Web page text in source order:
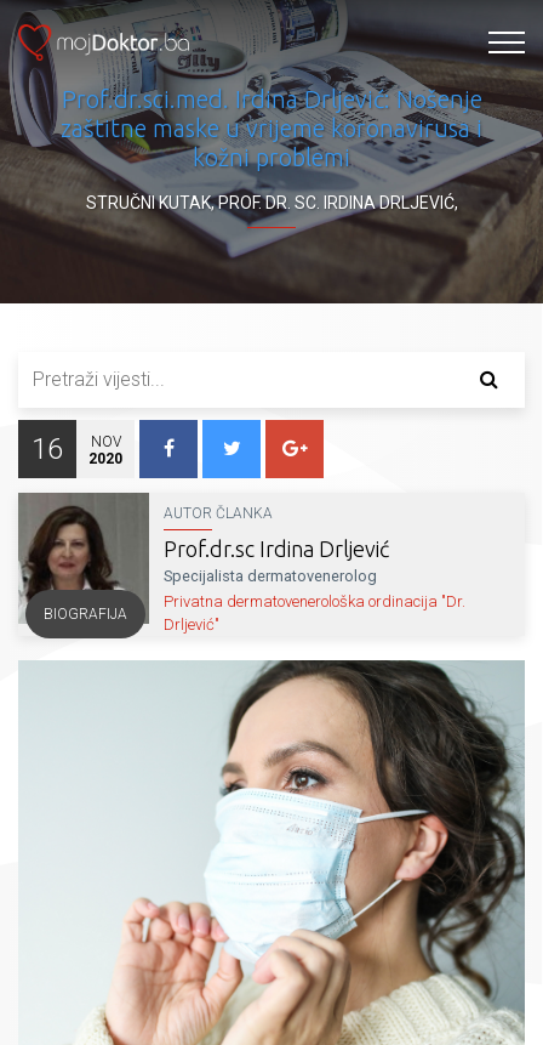
Prof.dr.sci.med. Irdina Drljević: Nošenje
zaštitne maske u vrijeme koronavirusa i
kožni problemi
STRUČNI KUTAK,PROF. DR. SC. IRDINA DRLJEVIĆ,
16
NOV
2020
AUTOR ČLANKA
Prof.dr.sc Irdina Drljević
Specijalista dermatovenerolog
Privatna dermatovenerološka ordinacija "Dr.
Drljević"
BIOGRAFIJA